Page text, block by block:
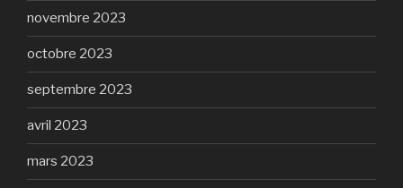
novembre 2023
octobre 2023
septembre 2023
avril 2023
mars 2023